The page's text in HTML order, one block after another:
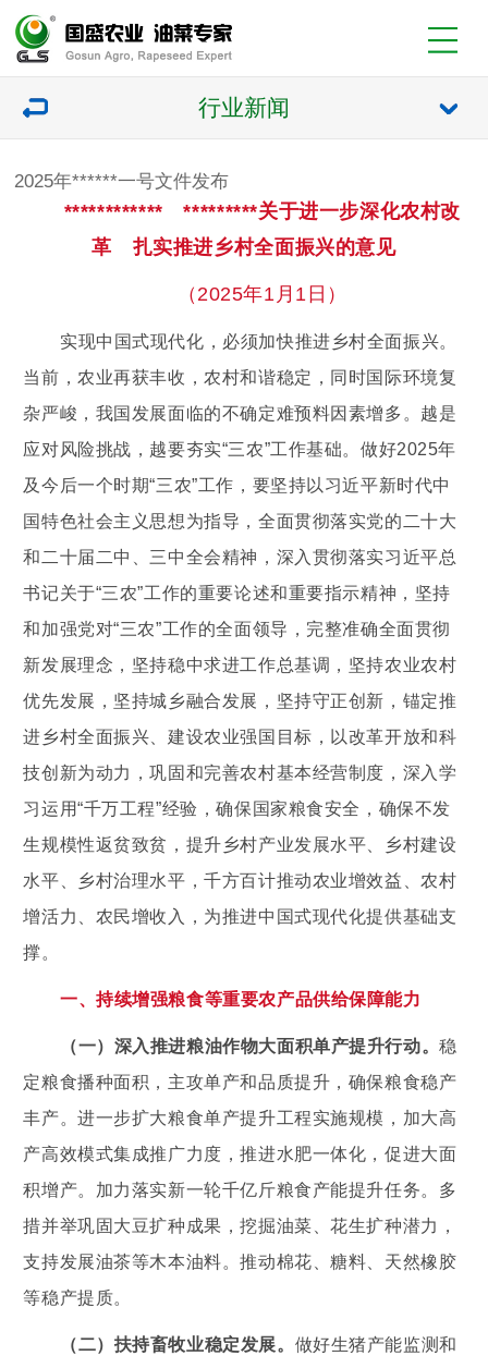
行业新闻
2025年******一号文件发布
************ *********关于进一步深化农村改
革 扎实推进乡村全面振兴的意见
（2025年1月1日）
实现中国式现代化，必须加快推进乡村全面振兴。
当前，农业再获丰收，农村和谐稳定，同时国际环境复
杂严峻，我国发展面临的不确定难预料因素增多。越是
应对风险挑战，越要夯实“三农”工作基础。做好2025年
及今后一个时期“三农”工作，要坚持以习近平新时代中
国特色社会主义思想为指导，全面贯彻落实党的二十大
和二十届二中、三中全会精神，深入贯彻落实习近平总
书记关于“三农”工作的重要论述和重要指示精神，坚持
和加强党对“三农”工作的全面领导，完整准确全面贯彻
新发展理念，坚持稳中求进工作总基调，坚持农业农村
优先发展，坚持城乡融合发展，坚持守正创新，锚定推
进乡村全面振兴、建设农业强国目标，以改革开放和科
技创新为动力，巩固和完善农村基本经营制度，深入学
习运用“千万工程”经验，确保国家粮食安全，确保不发
生规模性返贫致贫，提升乡村产业发展水平、乡村建设
水平、乡村治理水平，千方百计推动农业增效益、农村
增活力、农民增收入，为推进中国式现代化提供基础支
撑。
一、持续增强粮食等重要农产品供给保障能力
（一）深入推进粮油作物大面积单产提升行动。稳
定粮食播种面积，主攻单产和品质提升，确保粮食稳产
丰产。进一步扩大粮食单产提升工程实施规模，加大高
产高效模式集成推广力度，推进水肥一体化，促进大面
积增产。加力落实新一轮千亿斤粮食产能提升任务。多
措并举巩固大豆扩种成果，挖掘油菜、花生扩种潜力，
支持发展油茶等木本油料。推动棉花、糖料、天然橡胶
等稳产提质。
（二）扶持畜牧业稳定发展。 做好生猪产能监测和